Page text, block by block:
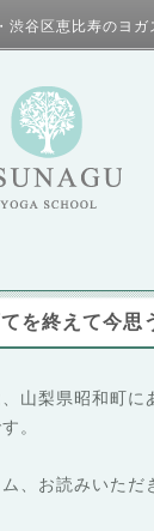
・渋谷区恵比
を終えて今思
、山梨県昭和町
。
、お読みいただ